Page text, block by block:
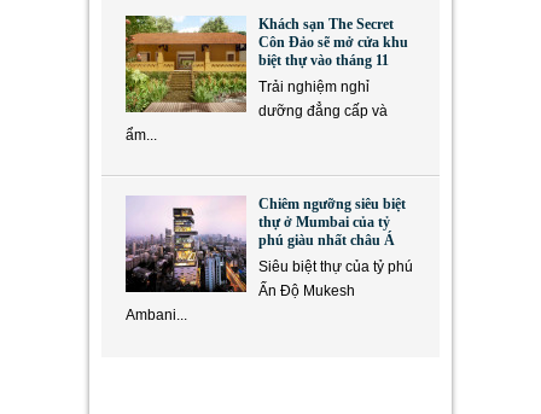
Khách sạn The Secret
Côn Đảo sẽ mở cửa khu
biệt thự vào tháng 11
Trải nghiệm nghỉ
dưỡng đẳng cấp và
ẩm...
Chiêm ngưỡng siêu biệt
thự ở Mumbai của tỷ
phú giàu nhất châu Á
Siêu biệt thự của tỷ phú
Ấn Độ Mukesh
Ambani...